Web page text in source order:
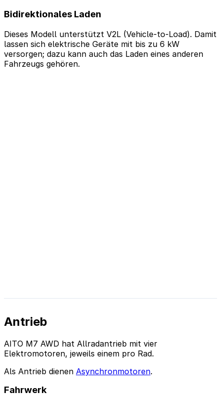
Bidirektionales Laden
Dieses Modell unterstützt V2L (Vehicle-to-Load). Damit
lassen sich elektrische Geräte mit bis zu 6 kW
versorgen; dazu kann auch das Laden eines anderen
Fahrzeugs gehören.
Antrieb
AITO M7 AWD hat Allradantrieb mit vier
Elektromotoren, jeweils einem pro Rad.
Als Antrieb dienen Asynchronmotoren.
Fahrwerk